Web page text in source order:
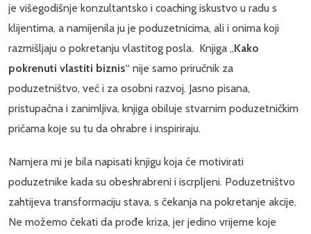
je višegodišnje konzultantsko i coaching iskustvo u radu s
klijentima, a namijenila ju je poduzetnicima, ali i onima koji
razmišljaju o pokretanju vlastitog posla. Knjiga „Kako
pokrenuti vlastiti biznis“ nije samo priručnik za
poduzetništvo, već i za osobni razvoj. Jasno pisana,
pristupačna i zanimljiva, knjiga obiluje stvarnim poduzetničkim
pričama koje su tu da ohrabre i inspiriraju.
Namjera mi je bila napisati knjigu koja će motivirati
poduzetnike kada su obeshrabreni i iscrpljeni. Poduzetništvo
zahtijeva transformaciju stava, s čekanja na pokretanje akcije.
Ne možemo čekati da prođe kriza, jer jedino vrijeme koje